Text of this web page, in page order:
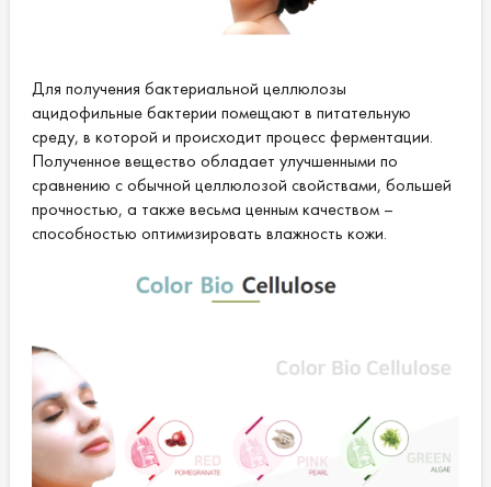
Для получения бактериальной целлюлозы
ацидофильные бактерии помещают в питательную
среду, в которой и происходит процесс ферментации.
Полученное вещество обладает улучшенными по
сравнению с обычной целлюлозой свойствами, большей
прочностью, а также весьма ценным качеством –
способностью оптимизировать влажность кожи.